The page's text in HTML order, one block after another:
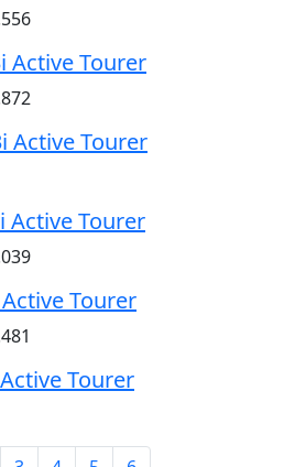
Active Tourer
Active Tourer
Active Tourer
Active Tourer
Tourer